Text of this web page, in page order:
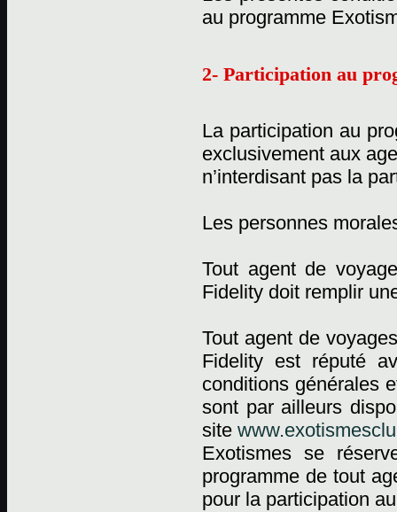
au programme
2- Participation au
La participation au
exclusivement aux
n’interdisant pas la
Les personnes
Tout agent de
Fidelity doit remplir
Tout agent de
Fidelity est réputé
conditions générales
sont par ailleurs
site
Exotismes se
programme de tout
pour la participation